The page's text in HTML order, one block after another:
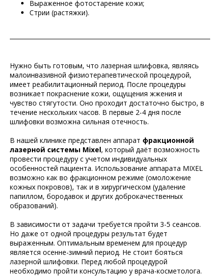
Выраженное фотостарение кожи;
Стрии (растяжки).
Нужно быть готовым, что лазерная шлифовка, являясь
малоинвазивной физиотерапевтической процедурой,
имеет реабилитационный период. После процедуры
возникает покраснение кожи, ощущения жжения и
чувство стягутости. Оно проходит достаточно быстро, в
течение нескольких часов. В первые 2-4 дня после
шлифовки возможна сильная отечность.
В нашей клинике представлен аппарат фракционной
лазерной системы Mixel, который даёт возможность
провести процедуру с учетом индивидуальных
особенностей пациента. Использование аппарата MIXEL
возможно как во фракционном режиме (омоложение
кожных покровов), так и в хирургическом (удаление
папиллом, бородавок и других доброкачественных
образований).
В зависимости от задачи требуется пройти 3-5 сеансов.
Но даже от одной процедуры результат будет
выраженным. Оптимальным временем для процедур
является осенне-зимний период. Не стоит бояться
лазерной шлифовки. Перед любой процедурой
необходимо пройти консультацию у врача-косметолога.